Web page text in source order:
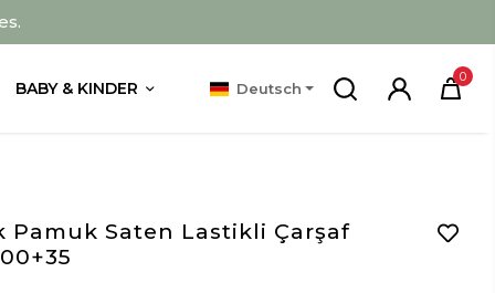
BABY & KINDER Deutsch
0
Pamuk Saten Lastikli Çarşaf